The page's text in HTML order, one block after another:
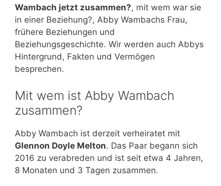
Wambach jetzt zusammen?, mit wem war sie
in einer Beziehung?, Abby Wambachs Frau,
frühere Beziehungen und
Beziehungsgeschichte. Wir werden auch Abbys
Hintergrund, Fakten und Vermögen
besprechen.
Mit wem ist Abby Wambach
zusammen?
Abby Wambach ist derzeit verheiratet mit
Glennon Doyle Melton. Das Paar begann sich
2016 zu verabreden und ist seit etwa 4 Jahren,
8 Monaten und 3 Tagen zusammen.